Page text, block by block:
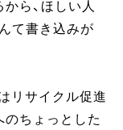
ら、ほしい人
て書き込みが
リサイクル促進
のちょっとした